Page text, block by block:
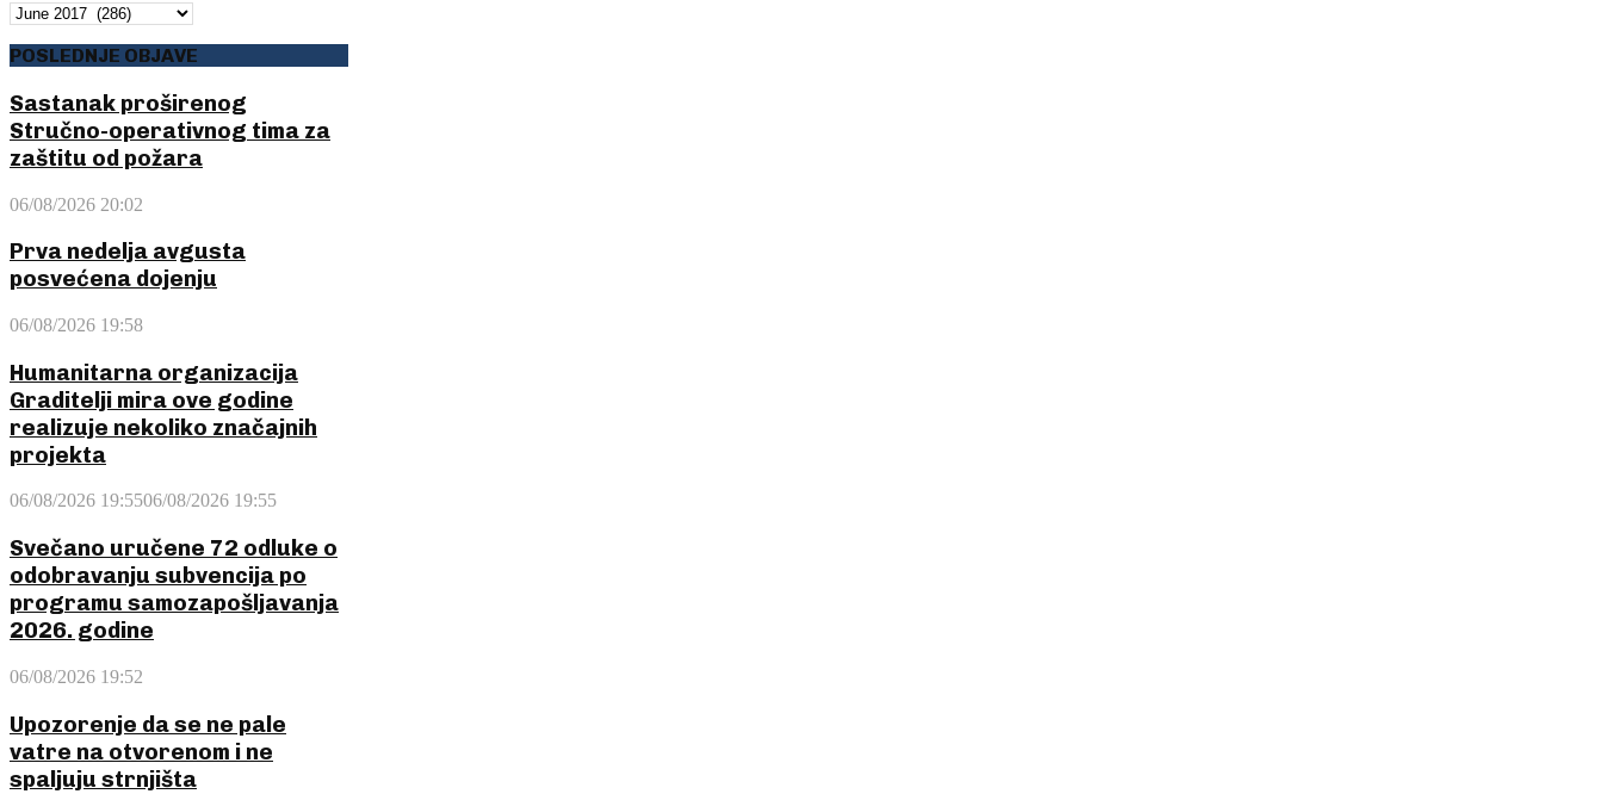
ARHIVA
POSLEDNJE OBJAVE
Sastanak proširenog
Stručno-operativnog tima za
zaštitu od požara
06/08/2026 20:02
Prva nedelja avgusta
posvećena dojenju
06/08/2026 19:58
Humanitarna organizacija
Graditelji mira ove godine
realizuje nekoliko značajnih
projekta
06/08/2026 19:5506/08/2026 19:55
Svečano uručene 72 odluke o
odobravanju subvencija po
programu samozapošljavanja
2026. godine
06/08/2026 19:52
Upozorenje da se ne pale
vatre na otvorenom i ne
spaljuju strnjišta